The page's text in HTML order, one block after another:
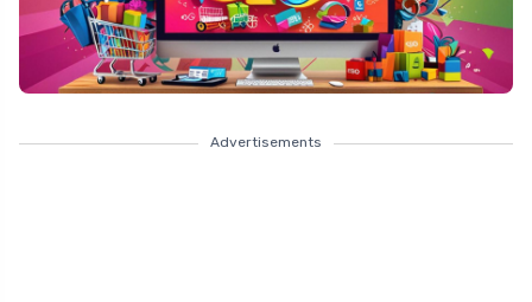
Advertisements